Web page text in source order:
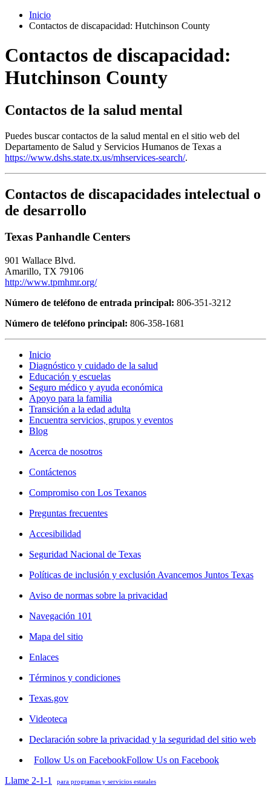
Inicio
Contactos de discapacidad: Hutchinson County
Contactos de discapacidad:
Hutchinson County
Contactos de la salud mental
Puedes buscar contactos de la salud mental en el sitio web del
Departamento de Salud y Servicios Humanos de Texas a
https://www.dshs.state.tx.us/mhservices-search/.
Contactos de discapacidades intelectual o
de desarrollo
Texas Panhandle Centers
901 Wallace Blvd.
Amarillo, TX 79106
http://www.tpmhmr.org/
Número de teléfono de entrada principal: 806-351-3212
Número de teléfono principal: 806-358-1681
Inicio
Diagnóstico y cuidado de la salud
Educación y escuelas
Seguro médico y ayuda económica
Apoyo para la familia
Transición a la edad adulta
Encuentra servicios, grupos y eventos
Blog
Acerca de nosotros
Contáctenos
Compromiso con Los Texanos
Preguntas frecuentes
Accesibilidad
Seguridad Nacional de Texas
Políticas de inclusión y exclusión Avancemos Juntos Texas
Aviso de normas sobre la privacidad
Navegación 101
Mapa del sitio
Enlaces
Términos y condiciones
Texas.gov
Videoteca
Declaración sobre la privacidad y la seguridad del sitio web
Follow Us on FacebookFollow Us on Facebook
Llame 2-1-1
para programas y servicios estatales